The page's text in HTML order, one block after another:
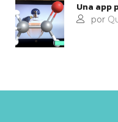
Una app
por